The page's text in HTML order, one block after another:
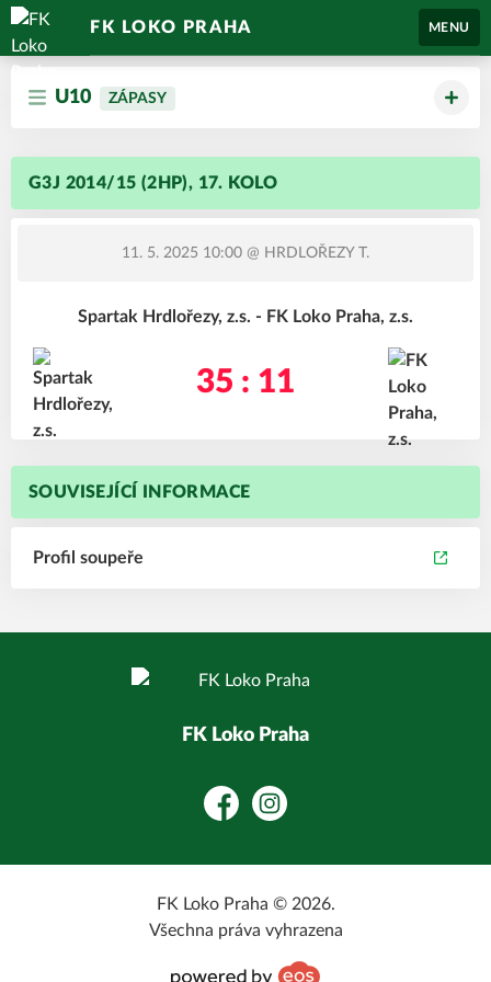
FK LOKO PRAHA MENU
U10 ZÁPASY
G3J 2014/15 (2HP), 17. KOLO
11. 5. 2025 10:00 @ HRDLOŘEZY T.
Spartak Hrdlořezy, z.s. - FK Loko Praha, z.s.
35 : 11
SOUVISEJÍCÍ INFORMACE
Profil soupeře
FK Loko Praha
FacebookInstagram
FK Loko Praha © 2026.
Všechna práva vyhrazena